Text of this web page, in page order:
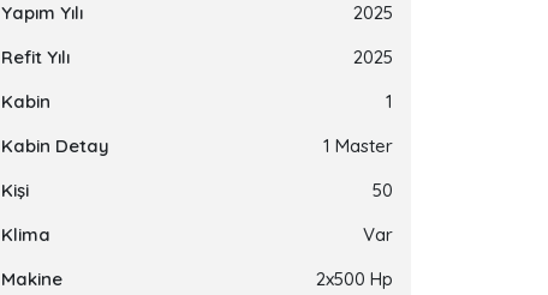
Yapım Yılı
2025
Refit Yılı
2025
Kabin
1
Kabin Detay
1 Master
Kişi
50
Klima
Var
Makine
2x500 Hp